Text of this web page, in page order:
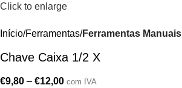
Click to enlarge
Início Ferramentas Ferramentas Manuais
Chave Caixa 1/2 X
€9,80 – €12,00 com IVA